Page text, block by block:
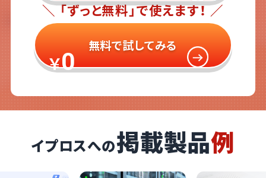
＼ 「ずっと無料」で使えます！ ／
￥0
無料で試してみる
イプロスへの掲載製品例